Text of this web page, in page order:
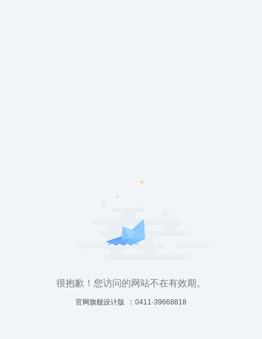
很抱歉！您访问的网站不在有效期。
官网旗舰设计版 ： 0411-39668818